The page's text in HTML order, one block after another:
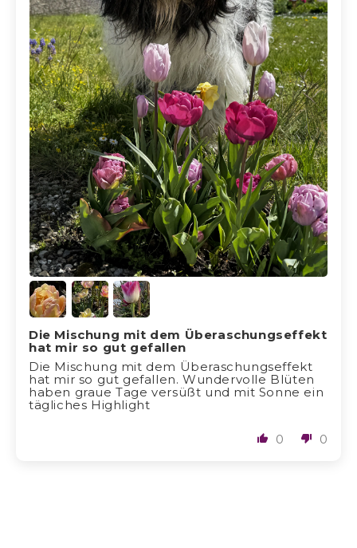
Die Mischung mit dem Überaschungseffekt
hat mir so gut gefallen
Die Mischung mit dem Überaschungseffekt
hat mir so gut gefallen. Wundervolle Blüten
haben graue Tage versüßt und mit Sonne ein
tägliches Highlight
0 0